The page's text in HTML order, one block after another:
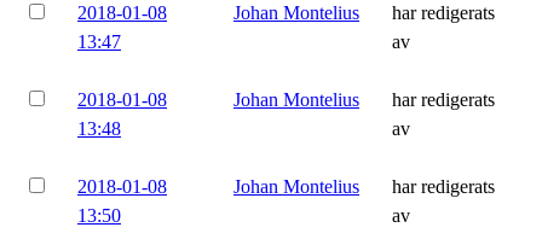
2018-01-08
13:47
Johan Montelius
har redigerats
av
2018-01-08
13:48
Johan Montelius
har redigerats
av
2018-01-08
13:50
Johan Montelius
har redigerats
av